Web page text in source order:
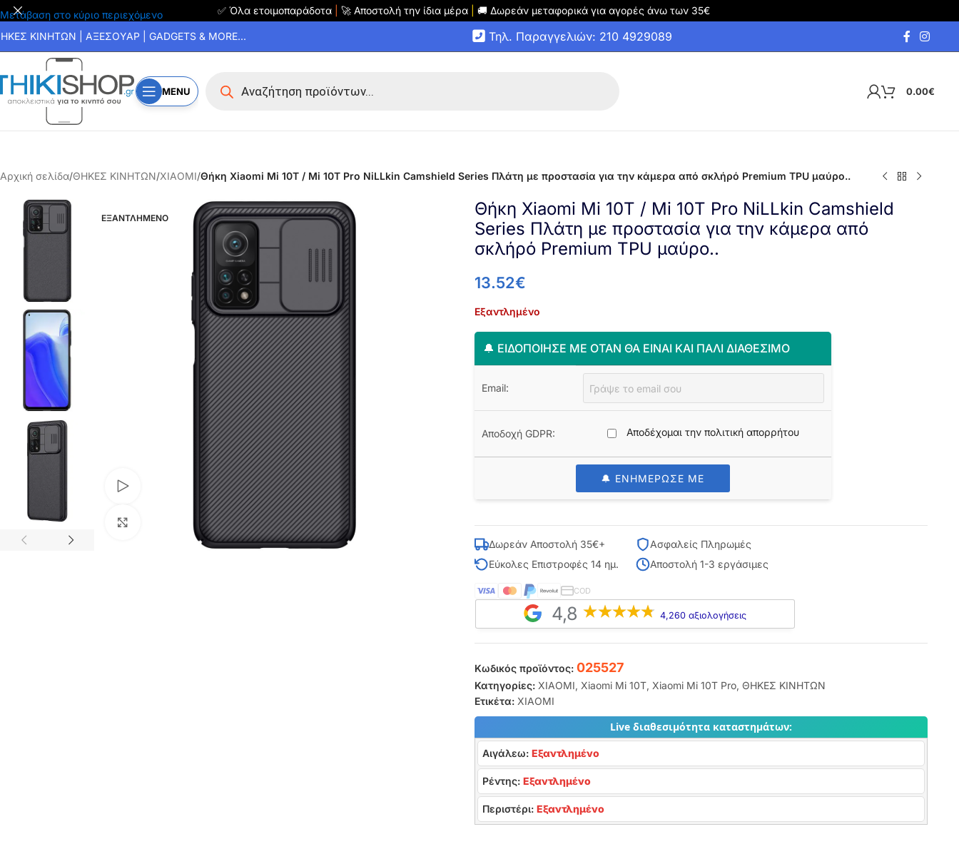
Μετάβαση στο κύριο περιεχόμενο ✅ Όλα ετοιμοπαράδοτα 🚀 Αποστολή την ίδια μέρα 🚚 Δωρεάν μεταφορικά για αγορές άνω των 35€
ΚΙΝΗΤΩΝ | ΑΞΕΣΟΥΑΡ | GADGETS & MORE... Τηλ. Παραγγελιών: 210 4929089
MENU 0.00€
Αρχική σελίδα/ΘΗΚΕΣ ΚΙΝΗΤΩΝ/XIAOMI/Θήκη Xiaomi Mi 10T / Mi 10T Pro NiLLkin Camshield Series Πλάτη με προστασία για την κάμερα από σκλήρό Premium TPU μαύρο..
ΕΞΑΝΤΛΗΜΕΝΟ
Click to enlarge
Θήκη Xiaomi Mi 10T / Mi 10T Pro NiLLkin Camshield
Series Πλάτη με προστασία για την κάμερα από
σκλήρό Premium TPU μαύρο..
13.52€
Εξαντλημένο
🔔 ΕΙΔΟΠΟΊΗΣΈ ΜΕ ΌΤΑΝ ΘΑ ΕΊΝΑΙ ΚΑΙ ΠΆΛΙ ΔΙΑΘΈΣΙΜΟ
Email:
Αποδοχή GDPR: Αποδέχομαι την πολιτική απορρήτου
🔔 ΕΝΗΜΕΡΩΣΕ ΜΕ
Δωρεάν Αποστολή 35€+
Ασφαλείς Πληρωμές
Εύκολες Επιστροφές 14 ημ.
Αποστολή 1-3 εργάσιμες
COD
4,8 4,260 αξιολογήσεις
Κωδικός προϊόντος: 025527
Κατηγορίες: XIAOMI, Xiaomi Mi 10T, Xiaomi Mi 10T Pro, ΘΗΚΕΣ ΚΙΝΗΤΩΝ
Ετικέτα: XIAOMI
Live διαθεσιμότητα καταστημάτων:
Αιγάλεω: Εξαντλημένο
Ρέντης: Εξαντλημένο
Περιστέρι: Εξαντλημένο